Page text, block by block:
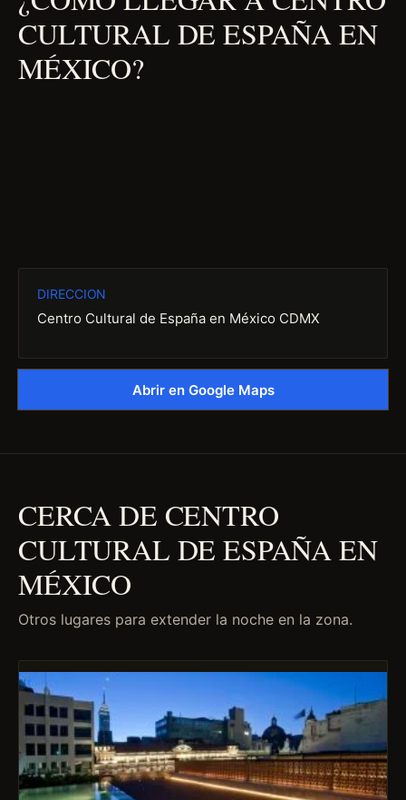
CULTURAL DE ESPAÑA EN
MÉXICO?
DIRECCION
Centro Cultural de España en México CDMX
Abrir en Google Maps
CERCA DE CENTRO
CULTURAL DE ESPAÑA EN
MÉXICO
Otros lugares para extender la noche en la zona.